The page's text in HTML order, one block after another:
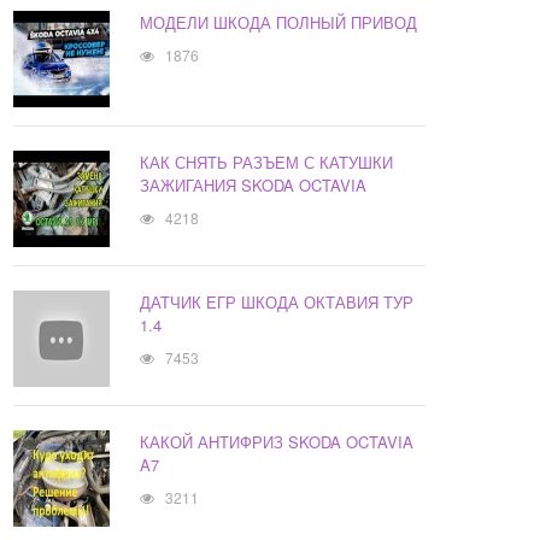
МОДЕЛИ ШКОДА ПОЛНЫЙ ПРИВОД
1876
КАК СНЯТЬ РАЗЪЕМ С КАТУШКИ
ЗАЖИГАНИЯ SKODA OCTAVIA
4218
ДАТЧИК ЕГР ШКОДА ОКТАВИЯ ТУР
1.4
7453
КАКОЙ АНТИФРИЗ SKODA OCTAVIA
A7
3211